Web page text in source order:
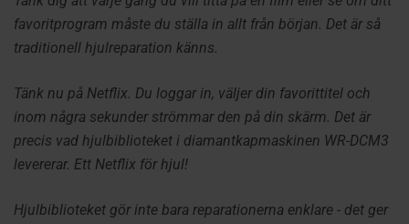
favoritprogram måste du ställa in allt från början. Det är så
traditionell hjulreparation känns.
Tänk nu på Netflix. Du loggar in, väljer din favorittitel och
inom några sekunder strömmar den på din skärm. Det är
precis vad hjulbiblioteket i diamantkapmaskinen WR-DCM3
levererar. Ett Netflix för hjul!
Hjulbiblioteket gör inte bara reparationerna enklare - det ger